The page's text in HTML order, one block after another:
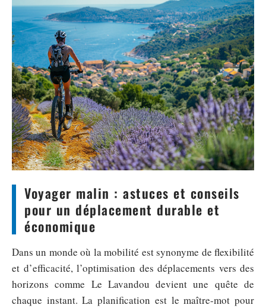
Voyager malin : astuces et conseils
pour un déplacement durable et
économique
Dans un monde où la mobilité est synonyme de flexibilité
et d’efficacité, l’optimisation des déplacements vers des
horizons comme Le Lavandou devient une quête de
chaque instant. La planification est le maître-mot pour